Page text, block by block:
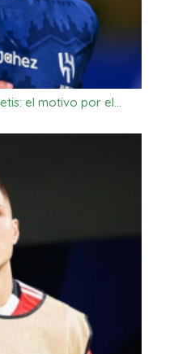
el motivo por el…